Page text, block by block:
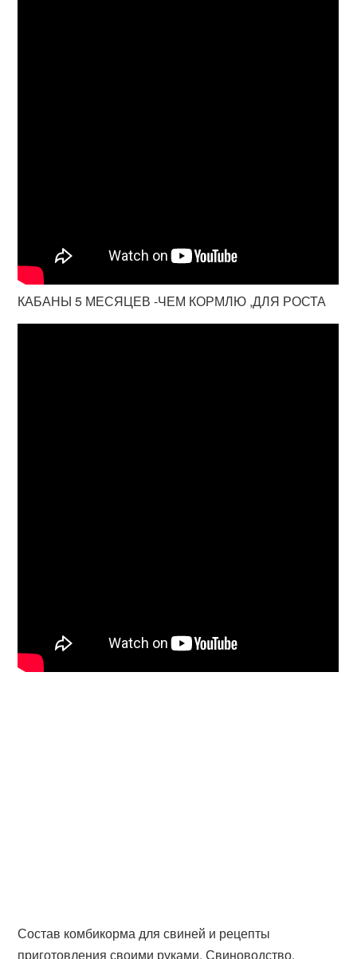
КАБАНЫ 5 МЕСЯЦЕВ -ЧЕМ КОРМЛЮ ,ДЛЯ РОСТА
Состав комбикорма для свиней и рецепты
приготовления своими руками. Свиноводство.